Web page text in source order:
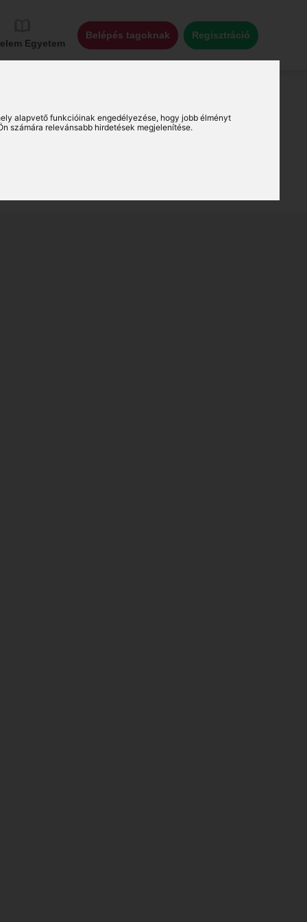
alapvető funkcióinak engedélyezése, hogy jobb élményt
számára relevánsabb hirdetések megjelenítése.
Egyetem
Belépés tagoknak Regisztráció